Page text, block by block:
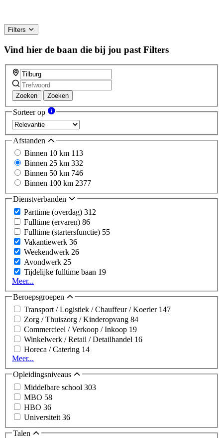
Filters
Vind hier de baan die bij jou past Filters
Zoeken Zoeken
Sorteer op
Afstanden
Binnen 10 km 113
Binnen 25 km 332
Binnen 50 km 746
Binnen 100 km 2377
Dienstverbanden
Parttime (overdag) 312
Fulltime (ervaren) 86
Fulltime (startersfunctie) 55
Vakantiewerk 36
Weekendwerk 26
Avondwerk 25
Tijdelijke fulltime baan 19
Meer...
Beroepsgroepen
Transport / Logistiek / Chauffeur / Koerier 147
Zorg / Thuiszorg / Kinderopvang 84
Commercieel / Verkoop / Inkoop 19
Winkelwerk / Retail / Detailhandel 16
Horeca / Catering 14
Meer...
Opleidingsniveaus
Middelbare school 303
MBO 58
HBO 36
Universiteit 36
Talen